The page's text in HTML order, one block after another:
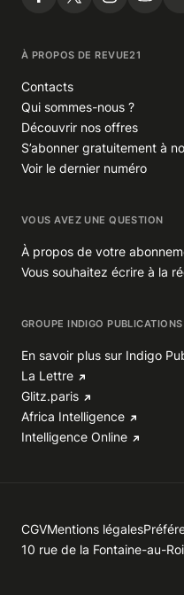
À PROPOS DE REVUE21
Contacts
Qui sommes-nous ?
Découvrir nos offres
S’abonner gratuitement à
Voir le dernier numéro
VOUS AVEZ UNE QUESTION
À propos de votre
Vous souhaitez écrire à la
GROUPE INDIGO PUBLICATIONS
En savoir plus sur Indigo
La Lettre
Glitz.paris
Africa Intelligence
Intelligence Online
CGVMentions légales
10 rue de la Fontaine-au-